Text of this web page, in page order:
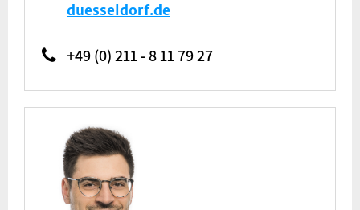
duesseldorf.de
+49 (0) 211 - 8 11 79 27